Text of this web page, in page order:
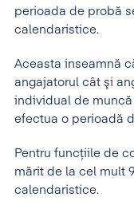
perioada de probă
calendaristice.
Aceasta inseamnă
angajatorul cât şi
individual de
efectua o perioadă
Pentru funcţiile de
mărit de la cel mult
calendaristice.